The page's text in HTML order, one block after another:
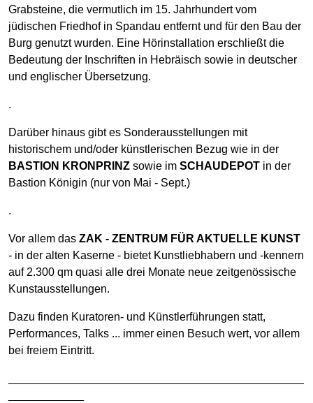
Grabsteine, die vermutlich im 15. Jahrhundert vom
jüdischen Friedhof in Spandau entfernt und für den Bau der
Burg genutzt wurden. Eine Hörinstallation erschließt die
Bedeutung der Inschriften in Hebräisch sowie in deutscher
und englischer Übersetzung.
.
Darüber hinaus gibt es Sonderausstellungen mit
historischem und/oder künstlerischen Bezug wie in der
BASTION KRONPRINZ sowie im SCHAUDEPOT in der
Bastion Königin (nur von Mai - Sept.)
.
Vor allem das ZAK - ZENTRUM FÜR AKTUELLE KUNST
- in der alten Kaserne - bietet Kunstliebhabern und -kennern
auf 2.300 qm quasi alle drei Monate neue zeitgenössische
Kunstausstellungen.
Dazu finden Kuratoren- und Künstlerführungen statt,
Performances, Talks ... immer einen Besuch wert, vor allem
bei freiem Eintritt.